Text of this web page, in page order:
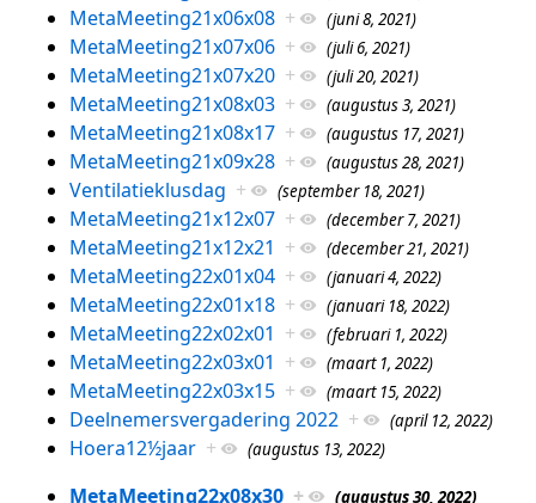
MetaMeeting21x06x08 + (juni 8, 2021)
MetaMeeting21x07x06 + (juli 6, 2021)
MetaMeeting21x07x20 + (juli 20, 2021)
MetaMeeting21x08x03 + (augustus 3, 2021)
MetaMeeting21x08x17 + (augustus 17, 2021)
MetaMeeting21x09x28 + (augustus 28, 2021)
Ventilatieklusdag + (september 18, 2021)
MetaMeeting21x12x07 + (december 7, 2021)
MetaMeeting21x12x21 + (december 21, 2021)
MetaMeeting22x01x04 + (januari 4, 2022)
MetaMeeting22x01x18 + (januari 18, 2022)
MetaMeeting22x02x01 + (februari 1, 2022)
MetaMeeting22x03x01 + (maart 1, 2022)
MetaMeeting22x03x15 + (maart 15, 2022)
Deelnemersvergadering 2022 + (april 12, 2022)
Hoera12½jaar + (augustus 13, 2022)
MetaMeeting22x08x30 + (augustus 30, 2022)